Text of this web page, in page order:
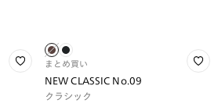
まとめ買い
NEW CLASSIC No.09
クラシック